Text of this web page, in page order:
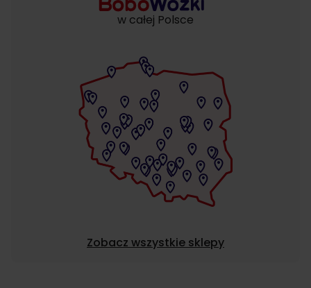
w całej Polsce
Zobacz wszystkie sklepy